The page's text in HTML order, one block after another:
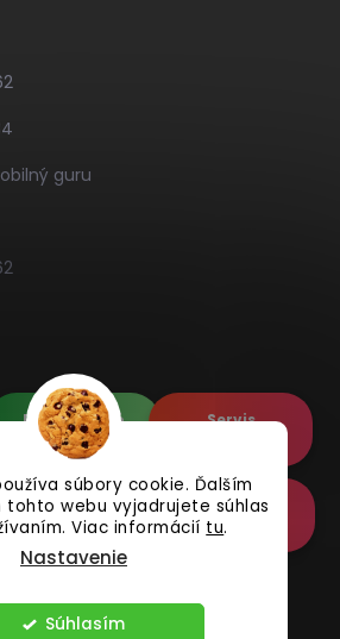
súbory cookie. Ďalším
tohto webu vyjadrujete súhlas
Viac informácií tu.
Nastavenie
Súhlasím
guru
Renovované
Apple's
Servis
Doplnkové
Príslušenstvo
Online
Reklamácia
iguru.sk. Všetky práva vyhradené.